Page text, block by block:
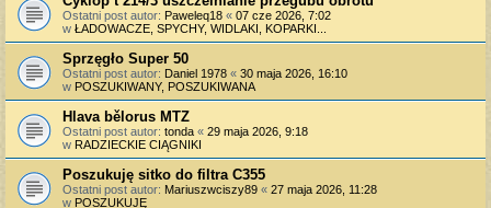
Ostatni post autor: Paweleq18 « 07 cze 2026, 7:02
w ŁADOWACZE, SPYCHY, WIDLAKI, KOPARKI...
Sprzęgło Super 50
Ostatni post autor: Daniel 1978 « 30 maja 2026, 16:10
w POSZUKIWANY, POSZUKIWANA
Hlava bělorus MTZ
Ostatni post autor: tonda « 29 maja 2026, 9:18
w RADZIECKIE CIĄGNIKI
Poszukuję sitko do filtra C355
Ostatni post autor: Mariuszwciszy89 « 27 maja 2026, 11:28
w POSZUKUJĘ